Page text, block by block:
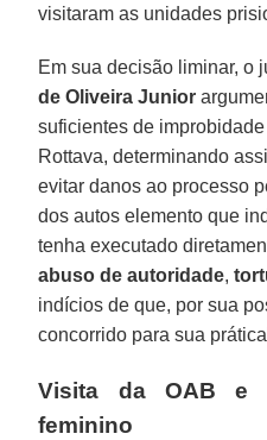
visitaram as unidades
Em sua decisão liminar, o
de Oliveira Junior
suficientes de
Rottava, determinando
evitar danos ao processo
dos autos elemento que
tenha executado
abuso de autoridade,
indícios de que, por sua
concorrido para sua
Visita da OAB e
feminino